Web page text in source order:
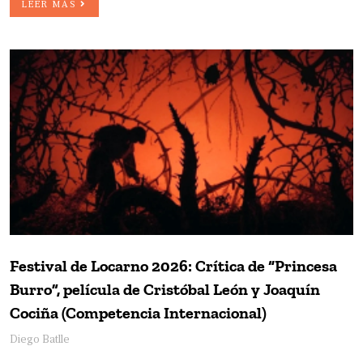
LEER MÁS
Festival de Locarno 2026: Crítica de “Princesa
Burro”, película de Cristóbal León y Joaquín
Cociña (Competencia Internacional)
Diego Batlle